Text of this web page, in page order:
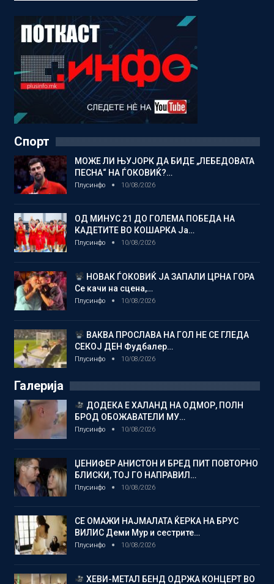
Спорт
МОЖЕ ЛИ ЊУЈОРК ДА БИДЕ „ЛЕБЕДОВАТА
ПЕСНА“ НА ЃОКОВИЌ?…
Плусинфо 10/08/2026
ОД МИНУС 21 ДО ГОЛЕМА ПОБЕДА НА
КАДЕТИТЕ ВО КОШАРКА Ја…
Плусинфо 10/08/2026
НОВАК ЃОКОВИЌ ЈА ЗАПАЛИ ЦРНА ГОРА
Се качи на сцена,…
Плусинфо 10/08/2026
ВАКВА ПРОСЛАВА НА ГОЛ НЕ СЕ ГЛЕДА
СЕКОЈ ДЕН Фудбалер…
Плусинфо 10/08/2026
Галерија
ДОДЕКА Е ХАЛАНД НА ОДМОР, ПОЛН
БРОД ОБОЖАВАТЕЛИ МУ…
Плусинфо 10/08/2026
ЏЕНИФЕР АНИСТОН И БРЕД ПИТ ПОВТОРНО
БЛИСКИ, ТОЈ ГО НАПРАВИЛ…
Плусинфо 10/08/2026
СЕ ОМАЖИ НАЈМАЛАТА ЌЕРКА НА БРУС
ВИЛИС Деми Мур и сестрите…
Плусинфо 10/08/2026
ХЕВИ-МЕТАЛ БЕНД ОДРЖА КОНЦЕРТ ВО